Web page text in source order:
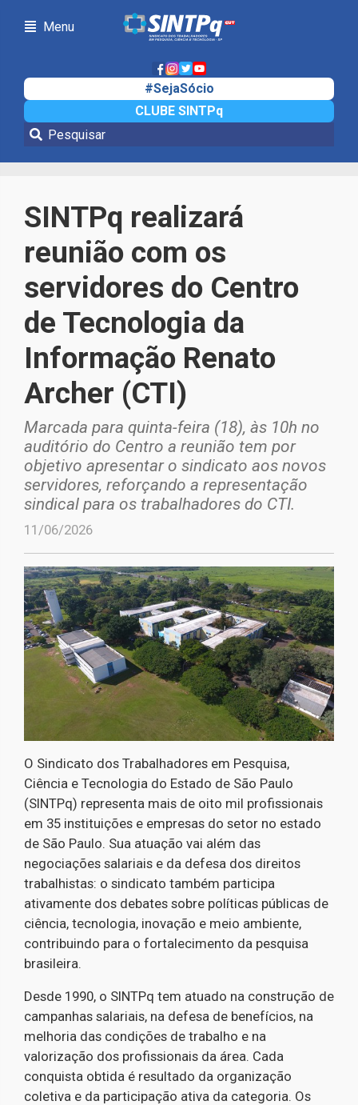
Menu
#SejaSócio
CLUBE SINTPq
Notícias
SINTPq realizará
reunião com os
servidores do Centro
de Tecnologia da
Informação Renato
Archer (CTI)
Marcada para quinta-feira (18), às 10h no
auditório do Centro a reunião tem por
objetivo apresentar o sindicato aos novos
servidores, reforçando a representação
sindical para os trabalhadores do CTI.
11/06/2026
O Sindicato dos Trabalhadores em Pesquisa,
Ciência e Tecnologia do Estado de São Paulo
(SINTPq) representa mais de oito mil profissionais
em 35 instituições e empresas do setor no estado
de São Paulo. Sua atuação vai além das
negociações salariais e da defesa dos direitos
trabalhistas: o sindicato também participa
ativamente dos debates sobre políticas públicas de
ciência, tecnologia, inovação e meio ambiente,
contribuindo para o fortalecimento da pesquisa
brasileira.
Desde 1990, o SINTPq tem atuado na construção de
campanhas salariais, na defesa de benefícios, na
melhoria das condições de trabalho e na
valorização dos profissionais da área. Cada
conquista obtida é resultado da organização
coletiva e da participação ativa da categoria. Os